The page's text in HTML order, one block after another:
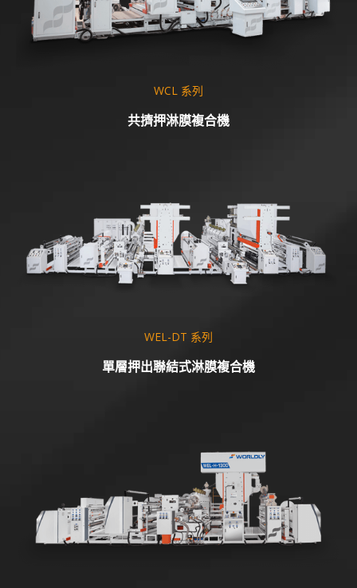
WCL 系列
共擠押淋膜複合機
WEL-DT 系列
單層押出聯結式淋膜複合機